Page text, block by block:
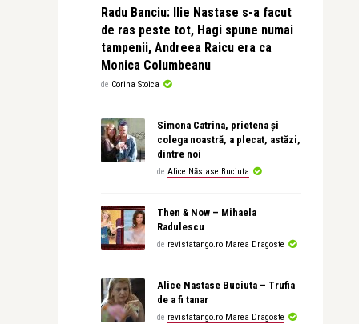
Radu Banciu: Ilie Nastase s-a facut
de ras peste tot, Hagi spune numai
tampenii, Andreea Raicu era ca
Monica Columbeanu
de Corina Stoica
Simona Catrina, prietena și
colega noastră, a plecat, astăzi,
dintre noi
de Alice Năstase Buciuta
Then & Now – Mihaela
Radulescu
de revistatango.ro Marea Dragoste
Alice Nastase Buciuta – Trufia
de a fi tanar
de revistatango.ro Marea Dragoste